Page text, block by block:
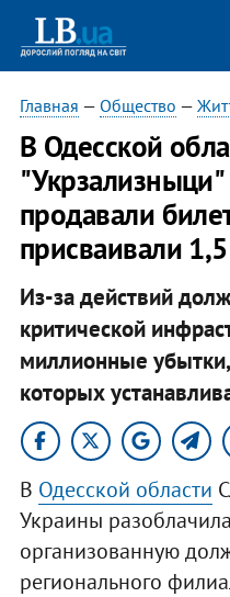
Главная — Общество —
В Одесской
"Укрзализныци"
продавали
присваивали
Из-за действий
критической
миллионные
которых
В Одесской области
Украины
организованную
регионального